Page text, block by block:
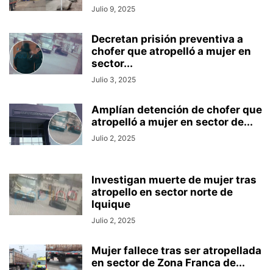
Julio 9, 2025
Decretan prisión preventiva a
chofer que atropelló a mujer en
sector...
Julio 3, 2025
Amplían detención de chofer que
atropelló a mujer en sector de...
Julio 2, 2025
Investigan muerte de mujer tras
atropello en sector norte de
Iquique
Julio 2, 2025
Mujer fallece tras ser atropellada
en sector de Zona Franca de...